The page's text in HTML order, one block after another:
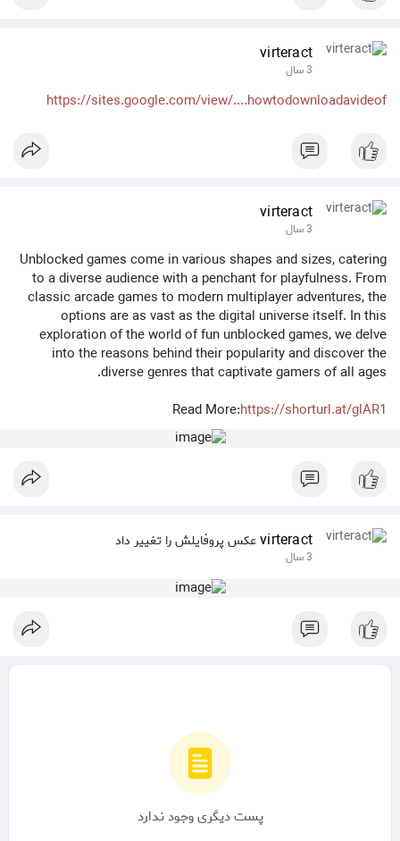
virteract
3 سال
https://sites.google.com/view/....howtodownloadavideof
virteract
3 سال
Unblocked games come in various shapes and sizes, catering
to a diverse audience with a penchant for playfulness. From
classic arcade games to modern multiplayer adventures, the
options are as vast as the digital universe itself. In this
exploration of the world of fun unblocked games, we delve
into the reasons behind their popularity and discover the
diverse genres that captivate gamers of all ages.
Read More:https://shorturl.at/glAR1
virteractعکس پروفایلش را تغییر داد
3 سال
پست دیگری وجود ندارد